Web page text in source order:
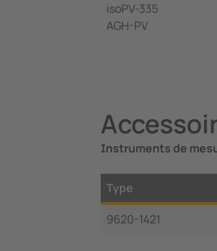
isoPV-335
AGH-PV
Instruments de
Type
9620-1421